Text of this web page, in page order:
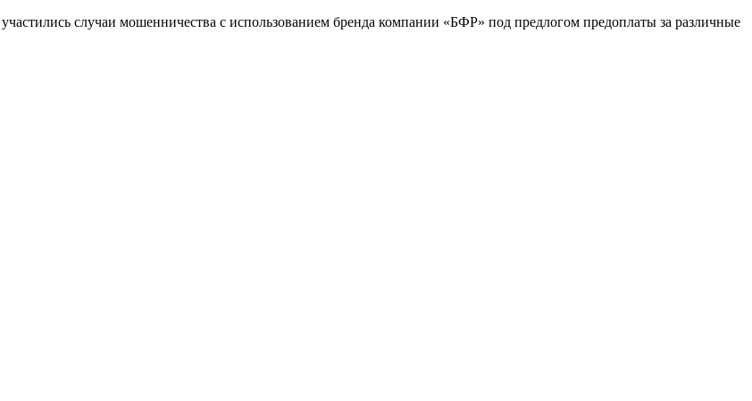
случаи мошенничества с использованием бренда компании «БФР» под предлогом предоплаты за различные